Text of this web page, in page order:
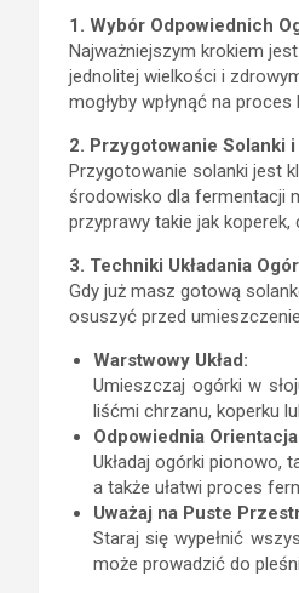
1. Wybór Odpowiednich
Najważniejszym krokiem
jednolitej wielkości i
mogłyby wpłynąć na proces
2. Przygotowanie Solanki
Przygotowanie solanki jest
środowisko dla fermentacji
przyprawy takie jak
3. Techniki Układania
Gdy już masz gotową
osuszyć przed
Warstwowy Układ:
Umieszczaj ogórki w
liśćmi chrzanu, koperku
Odpowiednia
Układaj ogórki pionowo,
a także ułatwi proces
Uważaj na Puste
Staraj się wypełnić
może prowadzić do